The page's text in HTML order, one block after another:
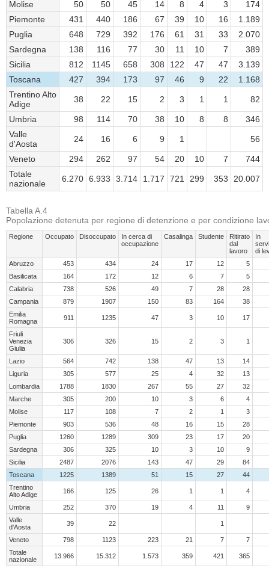
Molise 50 50 45 14 8 4 3
174
Piemonte
431 440 186 67 39 10 16
1.189
Puglia
648 729 392 176 61 31 33
2.070
Sardegna
138 116 77 30 11 10 7
389
Sicilia
812 1145 658 308 122 47 47
3.139
Toscana
427 394 173 97 46 9 22
1.168
Trentino Alto
Adige
38 22 15 2 3 1 1 82
Umbria 98 114 70 38 10 8 8
346
Valle
d'Aosta
24 16 6 9 1 56
Veneto 294 262 97 54 20 10 7
744
Totale
nazionale
6.270 6.933 3.714 1.717 721 299 353 20.007
Tabella A.4
Popolazione detenuta per regione di detenzione e per condizione
Regione Occupato Disoccupato
In cerca di
occupazione
Casalinga Studente
Ritirato
dal
lavoro
In
di
Abruzzo
453 434 24 17 12
5
Basilicata
164 172 12 6 7
5
Calabria
738 526 49 7 28
28
Campania
879 1907 150 83 164
38
Emilia
Romagna
911 1235 47 3 10 17
Friuli
Venezia
Giulia
306 326 15 2 3 1
Lazio 564 742 138 47 13
14
Liguria
305 577 25 4 32
13
Lombardia
1788 1830 267 55 27
32
Marche
305 200 10 3 6
4
Molise
117 108 7 2 1
3
Piemonte
903 536 48 16 15
28
Puglia
1260 1289 309 23 17
20
Sardegna
306 325 10 3 10
9
Sicilia
2487 2076 143 47 29
84
Toscana
1225 1389 51 15 27
44
Trentino
Alto Adige
166 125 26 1 1 4
Umbria 252 370 19 4 11
9
Valle
d'Aosta
39 22 1
Veneto 798 1123 223 21 7
7
Totale
nazionale
13.966 15.312 1.573 359 421 365